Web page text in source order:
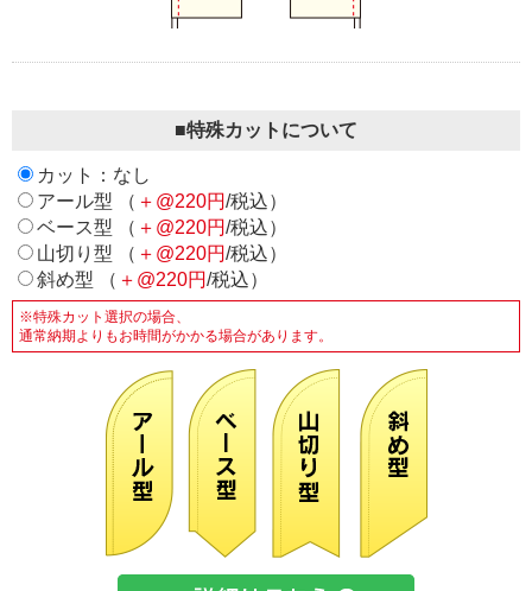
■特殊カットについて
カット：なし
アール型 （ ＋@220円/税込）
ベース型 （ ＋@220円/税込）
山切り型 （ ＋@220円/税込）
斜め型 （ ＋@220円/税込）
※特殊カット選択の場合、
通常納期よりもお時間がかかる場合があります。